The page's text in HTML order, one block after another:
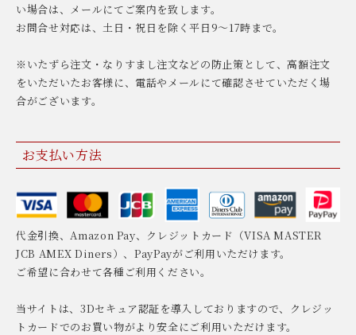
い場合は、メールにてご案内を致します。
お問合せ対応は、土日・祝日を除く平日9〜17時まで。
※いたずら注文・なりすまし注文などの防止策として、高額注文
をいただいたお客様に、電話やメールにて確認させていただく場
合がございます。
お支払い方法
代金引換、Amazon Pay、クレジットカード（VISA MASTER
JCB AMEX Diners）、PayPayがご利用いただけます。
ご希望に合わせて各種ご利用ください。
当サイトは、3Dセキュア認証を導入しておりますので、クレジッ
トカードでのお買い物がより安全にご利用いただけます。